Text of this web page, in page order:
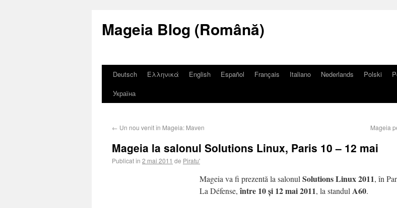
Mageia Blog (Română)
Deutsch Ελληνικά English Español Français Italiano Nederlands Polski
Україна
← Un nou venit în Mageia: Maven Mageia
Mageia la salonul Solutions Linux, Paris 10 – 12 mai
Publicat în 2 mai 2011 de Piratu'
Mageia va fi prezentă la salonul Solutions Linux 2011, în
La Défense,între 10 și 12 mai 2011, la standul A60.